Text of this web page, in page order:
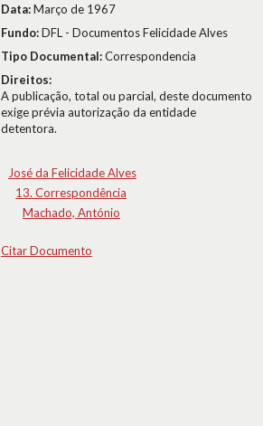
Data:Março de 1967
Fundo:DFL - Documentos Felicidade Alves
Tipo Documental:Correspondencia
Direitos:
A publicação, total ou parcial, deste documento
exige prévia autorização da entidade
detentora.
José da Felicidade Alves
13. Correspondência
Machado, António
Citar Documento